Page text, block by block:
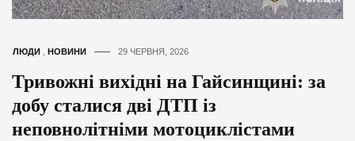
ЛЮДИ НОВИНИ 29 ЧЕРВНЯ, 2026
Тривожні вихідні на Гайсинщині: за
добу сталися дві ДТП із
неповнолітніми мотоциклістами